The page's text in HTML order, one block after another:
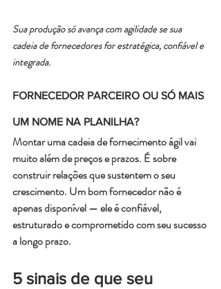
Sua produção só avança com agilidade se sua
cadeia de fornecedores for estratégica, confiável e
integrada.
FORNECEDOR PARCEIRO OU SÓ MAIS
UM NOME NA PLANILHA?
Montar uma cadeia de fornecimento ágil vai
muito além de preços e prazos. É sobre
construir relações que sustentem o seu
crescimento. Um bom fornecedor não é
apenas disponível — ele é confiável,
estruturado e comprometido com seu sucesso
a longo prazo.
5 sinais de que seu